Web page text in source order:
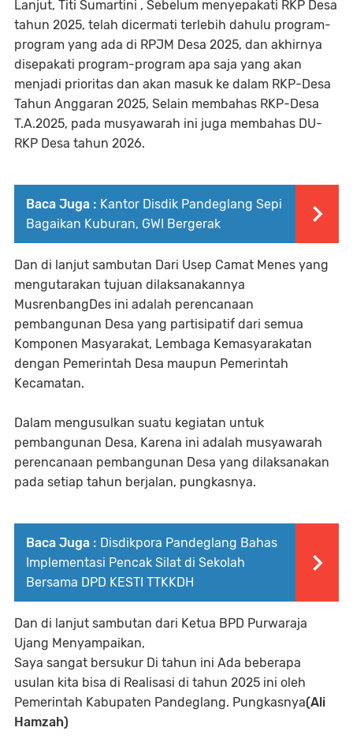
Lanjut, Titi Sumartini , Sebelum menyepakati RKP Desa
tahun 2025, telah dicermati terlebih dahulu program-
program yang ada di RPJM Desa 2025, dan akhirnya
disepakati program-program apa saja yang akan
menjadi prioritas dan akan masuk ke dalam RKP-Desa
Tahun Anggaran 2025, Selain membahas RKP-Desa
T.A.2025, pada musyawarah ini juga membahas DU-
RKP Desa tahun 2026.
Baca Juga : Kantor Disdik Pandeglang Sepi
Bagaikan Kuburan, GWI Bergerak
Dan di lanjut sambutan Dari Usep Camat Menes yang
mengutarakan tujuan dilaksanakannya
MusrenbangDes ini adalah perencanaan
pembangunan Desa yang partisipatif dari semua
Komponen Masyarakat, Lembaga Kemasyarakatan
dengan Pemerintah Desa maupun Pemerintah
Kecamatan.
Dalam mengusulkan suatu kegiatan untuk
pembangunan Desa, Karena ini adalah musyawarah
perencanaan pembangunan Desa yang dilaksanakan
pada setiap tahun berjalan, pungkasnya.
Baca Juga : Disdikpora Pandeglang Bahas
Implementasi Pencak Silat di Sekolah
Bersama DPD KESTI TTKKDH
Dan di lanjut sambutan dari Ketua BPD Purwaraja
Ujang Menyampaikan,
Saya sangat bersukur Di tahun ini Ada beberapa
usulan kita bisa di Realisasi di tahun 2025 ini oleh
Pemerintah Kabupaten Pandeglang. Pungkasnya(Ali
Hamzah)